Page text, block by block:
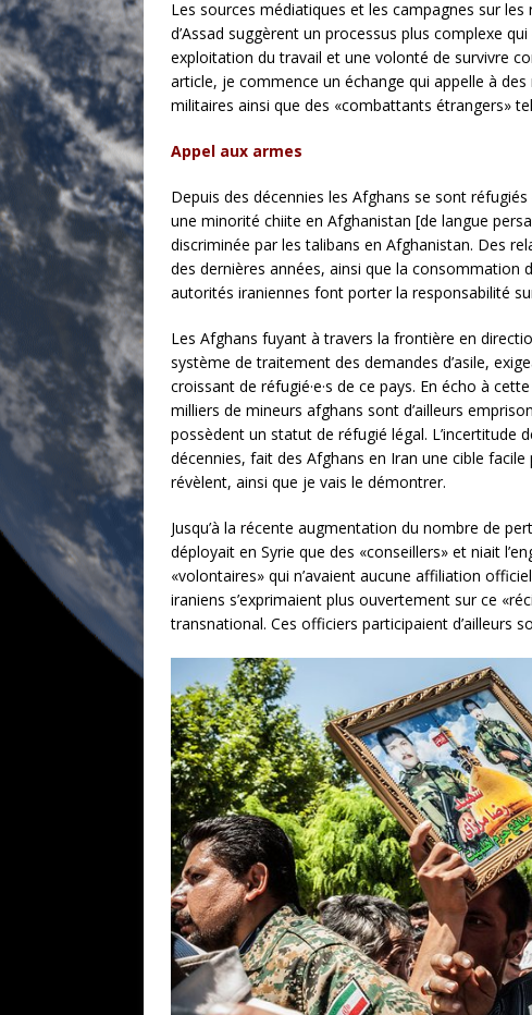
Les sources médiatiques et les campagnes sur
d’Assad suggèrent un processus plus complexe
exploitation du travail et une volonté de survivre
article, je commence un échange qui appelle à
militaires ainsi que des «combattants étrangers»
Appel aux armes
Depuis des décennies les Afghans se sont
une minorité chiite en Afghanistan [de langue
discriminée par les talibans en Afghanistan. Des
des dernières années, ainsi que la consommation
autorités iraniennes font porter la responsabilité
Les Afghans fuyant à travers la frontière en
système de traitement des demandes d’asile,
croissant de réfugié·e·s de ce pays. En écho à
milliers de mineurs afghans sont d’ailleurs
possèdent un statut de réfugié légal. L’incertitude
décennies, fait des Afghans en Iran une cible
révèlent, ainsi que je vais le démontrer.
Jusqu’à la récente augmentation du nombre de
déployait en Syrie que des «conseillers» et niait
«volontaires» qui n’avaient aucune affiliation
iraniens s’exprimaient plus ouvertement sur ce
transnational. Ces officiers participaient d’ailleurs